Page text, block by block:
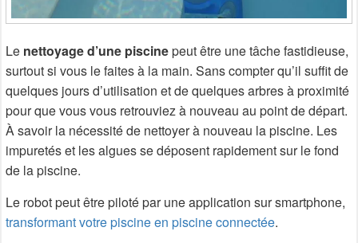
Le nettoyage d’une piscinepeut être une tâche fastidieuse,
surtout si vous le faites à la main. Sans compter qu’il suffit de
quelques jours d’utilisation et de quelques arbres à proximité
pour que vous vous retrouviez à nouveau au point de départ.
À savoir la nécessité de nettoyer à nouveau la piscine. Les
impuretés et les algues se déposent rapidement sur le fond
de la piscine.
Le robot peut être piloté par une application sur smartphone,
transformant votre piscine en piscine connectée.